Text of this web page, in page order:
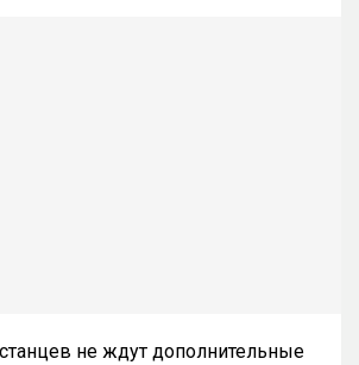
не ждут дополнительные